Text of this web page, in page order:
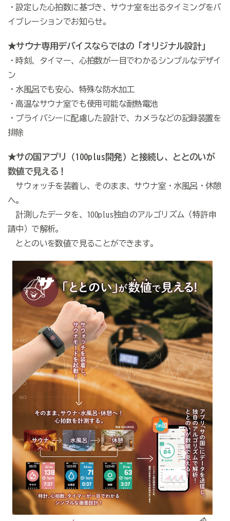
・設定した心拍数に基づき、サウナ室を出るタイミングをバ
イブレーションでお知らせ。
★サウナ専用デバイスならではの「オリジナル設計」
・時刻、タイマー、心拍数が一目でわかるシンプルなデザイ
ン
・水風呂でも安心、特殊な防水加工
・高温なサウナ室でも使用可能な耐熱電池
・プライバシーに配慮した設計で、カメラなどの記録装置を
排除
★サの国アプリ（100plus開発）と接続し、ととのいが
数値で見える！
サウォッチを装着し、そのまま、サウナ室・水風呂・休憩
へ。
計測したデータを、100plus独自のアルゴリズム（特許申
請中）で解析。
ととのいを数値で見ることができます。